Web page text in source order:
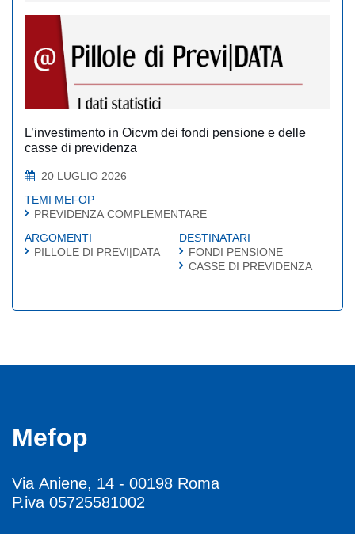
L’investimento in Oicvm dei fondi pensione e delle
casse di previdenza
20 LUGLIO 2026
TEMI MEFOP
PREVIDENZA COMPLEMENTARE
ARGOMENTI
PILLOLE DI PREVI|DATA
DESTINATARI
FONDI PENSIONE
CASSE DI PREVIDENZA
Mefop
Via Aniene, 14 - 00198 Roma
P.iva 05725581002